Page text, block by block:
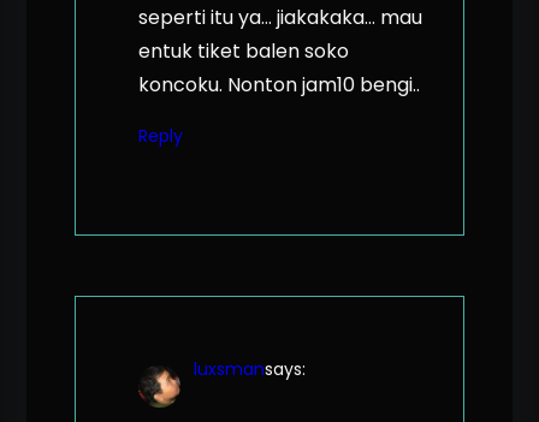
seperti itu ya… jiakakaka… mau
entuk tiket balen soko
koncoku. Nonton jam10 bengi..
Reply
luxsmansays: